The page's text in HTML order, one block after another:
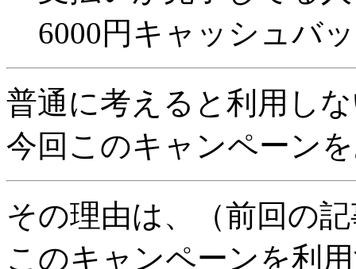
6000円キャッシュバ
普通に考えると利用し
今回このキャンペーン
その理由は、（前回の
このキャンペーンを利